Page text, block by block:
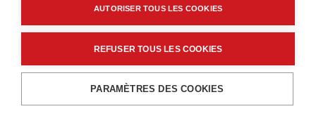
AUTORISER TOUS LES COOKIES
REFUSER TOUS LES COOKIES
PARAMÈTRES DES COOKIES
Livraisons & enlèvement
Livraison standard Sur commande
Ajouter au panier